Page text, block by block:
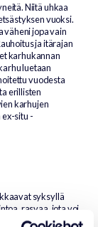
Niitä uhkaa
vuoksi.
väheni jopa vain
ja itärajan
karhukannan
luetaan
vuodesta
erillisten
karhujen
ex-situ -
syksyllä
rasvaa, jota voi
eivät syö, juo,